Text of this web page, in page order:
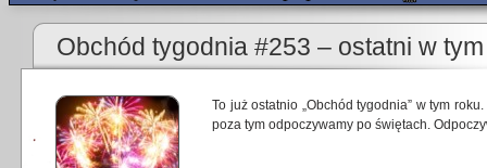
Obchód tygodnia #253 – ostatni w
To już ostatnio „Obchód tygodnia” w tym
poza tym odpoczywamy po świętach.